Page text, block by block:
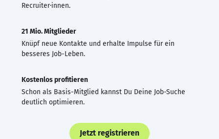
Recruiter·innen.
21 Mio. Mitglieder
Knüpf neue Kontakte und erhalte Impulse für ein
besseres Job-Leben.
Kostenlos profitieren
Schon als Basis-Mitglied kannst Du Deine Job-Suche
deutlich optimieren.
Jetzt registrieren